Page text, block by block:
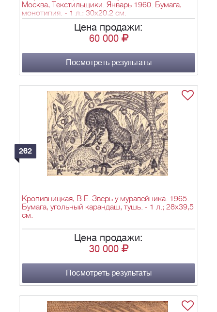
Москва, Текстильщики. Январь 1960. Бумага,
монотипия. - 1 л.; 30х20,2 см.
Цена продажи:
60 000
Посмотреть результаты
262
Кропивницкая, В.Е. Зверь у муравейника. 1965.
Бумага, угольный карандаш, тушь. - 1 л.; 28х39,5
см.
Цена продажи:
30 000
Посмотреть результаты